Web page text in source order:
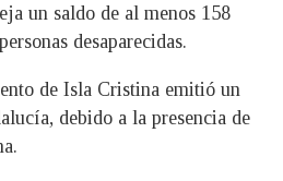
un saldo de al menos 158
desaparecidas.
de Isla Cristina emitió un
debido a la presencia de